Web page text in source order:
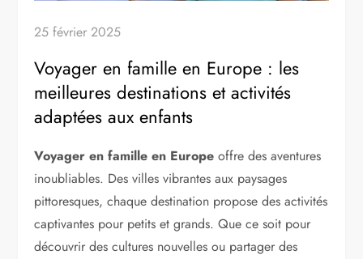
25 février 2025
Voyager en famille en Europe : les
meilleures destinations et activités
adaptées aux enfants
Voyager en famille en Europe offre des aventures
inoubliables. Des villes vibrantes aux paysages
pittoresques, chaque destination propose des activités
captivantes pour petits et grands. Que ce soit pour
découvrir des cultures nouvelles ou partager des